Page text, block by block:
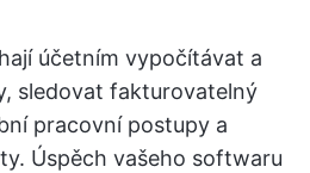
účetním vypočítávat a
sledovat fakturovatelný
pracovní postupy a
Úspěch vašeho softwaru